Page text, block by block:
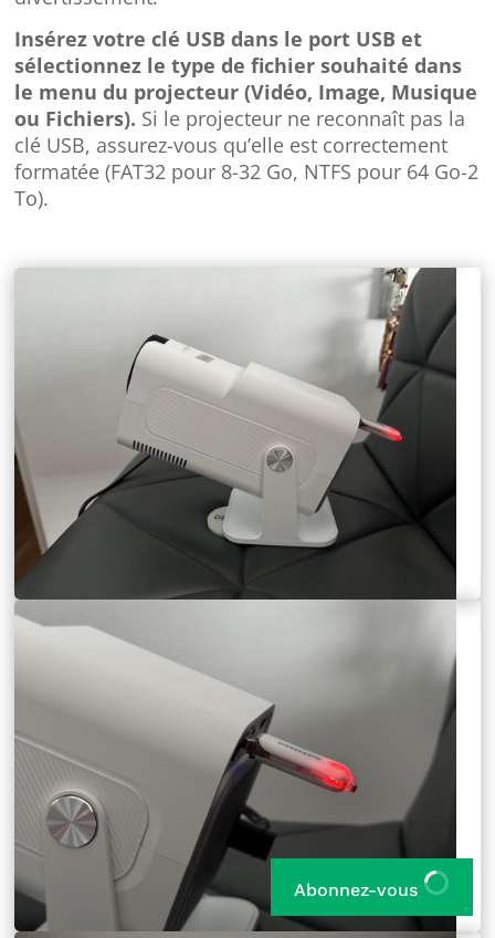
Insérez votre clé USB dans le port USB et
sélectionnez le type de fichier souhaité dans
le menu du projecteur (Vidéo, Image, Musique
ou Fichiers). Si le projecteur ne reconnaît pas la
clé USB, assurez-vous qu’elle est correctement
formatée (FAT32 pour 8-32 Go, NTFS pour 64 Go-2
To).
Abonnez-vous